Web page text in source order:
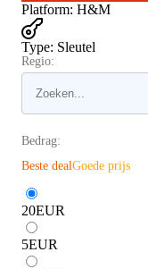
Platform: H&M
Type: Sleutel
Regio:
Bedrag:
Beste dealGoede prijs
20EUR
5EUR